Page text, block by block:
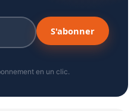
S'abonner
en un clic.